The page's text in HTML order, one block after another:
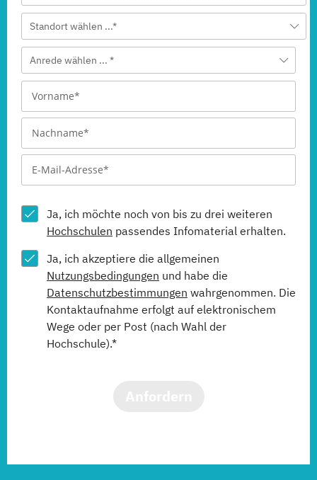
Standort wählen ...*
Anrede wählen ... *
Ja, ich möchte noch von bis zu drei weiteren
Hochschulen passendes Infomaterial erhalten.
Ja, ich akzeptiere die allgemeinen
Nutzungsbedingungen und habe die
Datenschutzbestimmungen wahrgenommen. Die
Kontaktaufnahme erfolgt auf elektronischem
Wege oder per Post (nach Wahl der
Hochschule).*